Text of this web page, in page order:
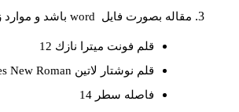
مقاله بصورت فايل word باشد و
قلم فونت ميترا نازك 12
قلم نوشتار لاتين New Roman
فاصله سطر 14